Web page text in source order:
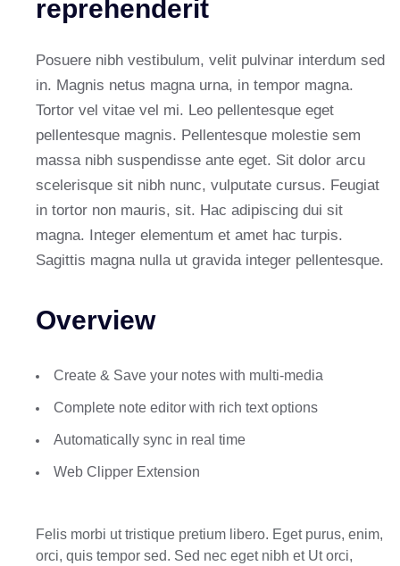
reprehenderit
Posuere nibh vestibulum, velit pulvinar interdum sed
in. Magnis netus magna urna, in tempor magna.
Tortor vel vitae vel mi. Leo pellentesque eget
pellentesque magnis. Pellentesque molestie sem
massa nibh suspendisse ante eget. Sit dolor arcu
scelerisque sit nibh nunc, vulputate cursus. Feugiat
in tortor non mauris, sit. Hac adipiscing dui sit
magna. Integer elementum et amet hac turpis.
Sagittis magna nulla ut gravida integer pellentesque.
Overview
Create & Save your notes with multi-media
Complete note editor with rich text options
Automatically sync in real time
Web Clipper Extension
Felis morbi ut tristique pretium libero. Eget purus, enim,
orci, quis tempor sed. Sed nec eget nibh et Ut orci,